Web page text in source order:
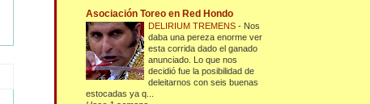
Asociación Toreo en Red Hondo
DELIRIUM TREMENS- Nos
daba una pereza enorme ver
esta corrida dado el ganado
anunciado. Lo que nos
decidió fue la posibilidad de
deleitarnos con seis buenas
estocadas ya q...